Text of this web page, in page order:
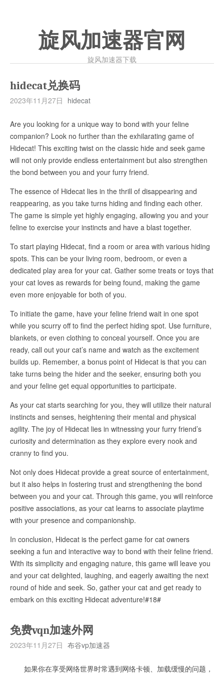
旋风加速器官网
旋风加速器下载
hidecat兑换码
2023年11月27日 hidecat
Are you looking for a unique way to bond with your feline
companion? Look no further than the exhilarating game of
Hidecat! This exciting twist on the classic hide and seek game
will not only provide endless entertainment but also strengthen
the bond between you and your furry friend.
The essence of Hidecat lies in the thrill of disappearing and
reappearing, as you take turns hiding and finding each other.
The game is simple yet highly engaging, allowing you and your
feline to exercise your instincts and have a blast together.
To start playing Hidecat, find a room or area with various hiding
spots. This can be your living room, bedroom, or even a
dedicated play area for your cat. Gather some treats or toys that
your cat loves as rewards for being found, making the game
even more enjoyable for both of you.
To initiate the game, have your feline friend wait in one spot
while you scurry off to find the perfect hiding spot. Use furniture,
blankets, or even clothing to conceal yourself. Once you are
ready, call out your cat’s name and watch as the excitement
builds up. Remember, a bonus point of Hidecat is that you can
take turns being the hider and the seeker, ensuring both you
and your feline get equal opportunities to participate.
As your cat starts searching for you, they will utilize their natural
instincts and senses, heightening their mental and physical
agility. The joy of Hidecat lies in witnessing your furry friend’s
curiosity and determination as they explore every nook and
cranny to find you.
Not only does Hidecat provide a great source of entertainment,
but it also helps in fostering trust and strengthening the bond
between you and your cat. Through this game, you will reinforce
positive associations, as your cat learns to associate playtime
with your presence and companionship.
In conclusion, Hidecat is the perfect game for cat owners
seeking a fun and interactive way to bond with their feline friend.
With its simplicity and engaging nature, this game will leave you
and your cat delighted, laughing, and eagerly awaiting the next
round of hide and seek. So, gather your cat and get ready to
embark on this exciting Hidecat adventure!#18#
免费vqn加速外网
2023年11月27日 布谷vp加速器
如果你在享受网络世界时常遇到网络卡顿、加载缓慢的问题，